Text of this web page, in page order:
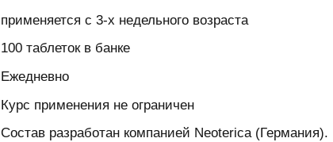
применяется с 3-х недельного возраста
100 таблеток в банке
Ежедневно
Курс применения не ограничен
Состав разработан компанией Neoterica (Германия).